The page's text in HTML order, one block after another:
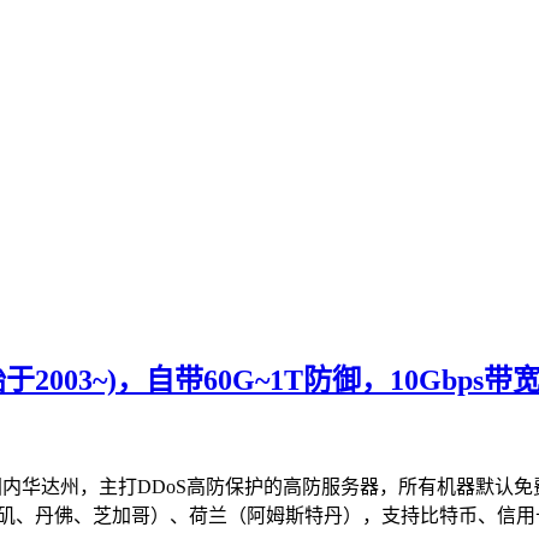
2003~)，自带60G~1T防御，10Gbps带
华达州，主打DDoS高防保护的高防服务器，所有机器默认免
、丹佛、芝加哥）、荷兰（阿姆斯特丹），支持比特币、信